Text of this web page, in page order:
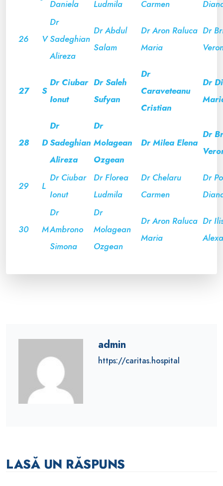
Daniela Ludmila Carmen
26 V
Dr
Sadeghian
Alireza
Dr Abdul
Salam
Dr Aron Raluca
Maria
Dr
27 S
Dr Ciubar
Ionut
Dr Saleh
Sufyan
Dr
Caraveteanu
Cristian
Dr
28 D
Dr
Sadeghian
Alireza
Dr
Molagean
Ozgean
Dr Milea Elena
Dr
29 L
Dr Ciubar
Ionut
Dr Florea
Ludmila
Dr Chelaru
Carmen
Dr
30 M
Dr
Ambrono
Simona
Dr
Molagean
Ozgean
Dr Aron Raluca
Maria
Dr
admin
https://caritas.hospital
LASĂ UN RĂSPUNS